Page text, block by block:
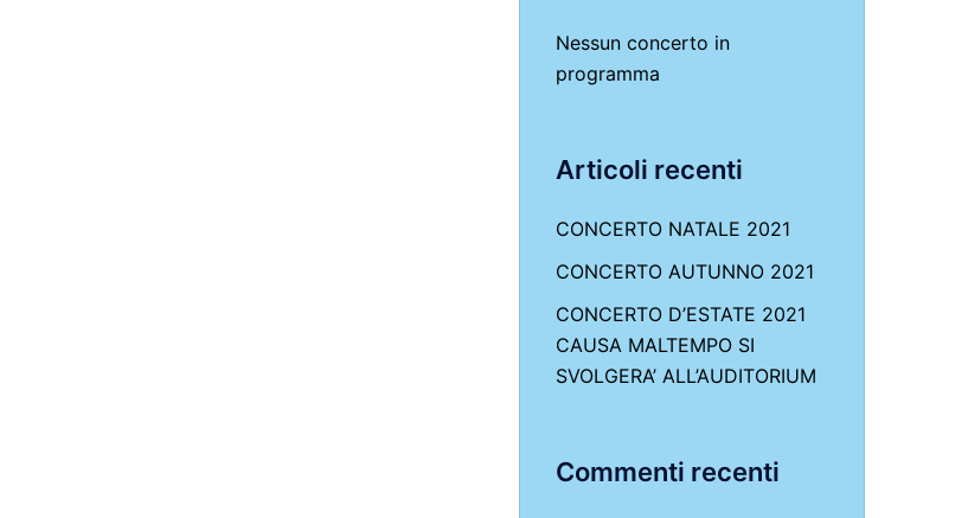
Nessun concerto in
programma
Articoli recenti
CONCERTO NATALE 2021
CONCERTO AUTUNNO 2021
CONCERTO D’ESTATE 2021
CAUSA MALTEMPO SI
SVOLGERA’ ALL’AUDITORIUM
Commenti recenti